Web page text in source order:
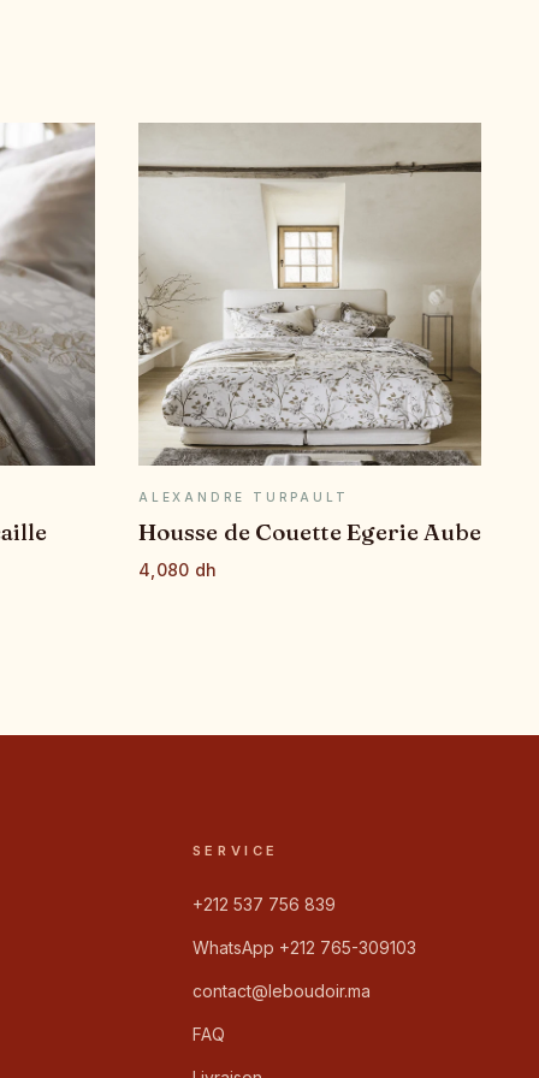
APERÇU RAPIDE
ALEXANDRE TURPAULT
Housse de Couette Egerie Aube
4,080 dh
SERVICE
+212 537 756 839
WhatsApp +212 765-309103
contact@leboudoir.ma
FAQ